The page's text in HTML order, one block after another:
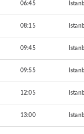
06:45
08:15
09:45
09:55
12:05
13:00